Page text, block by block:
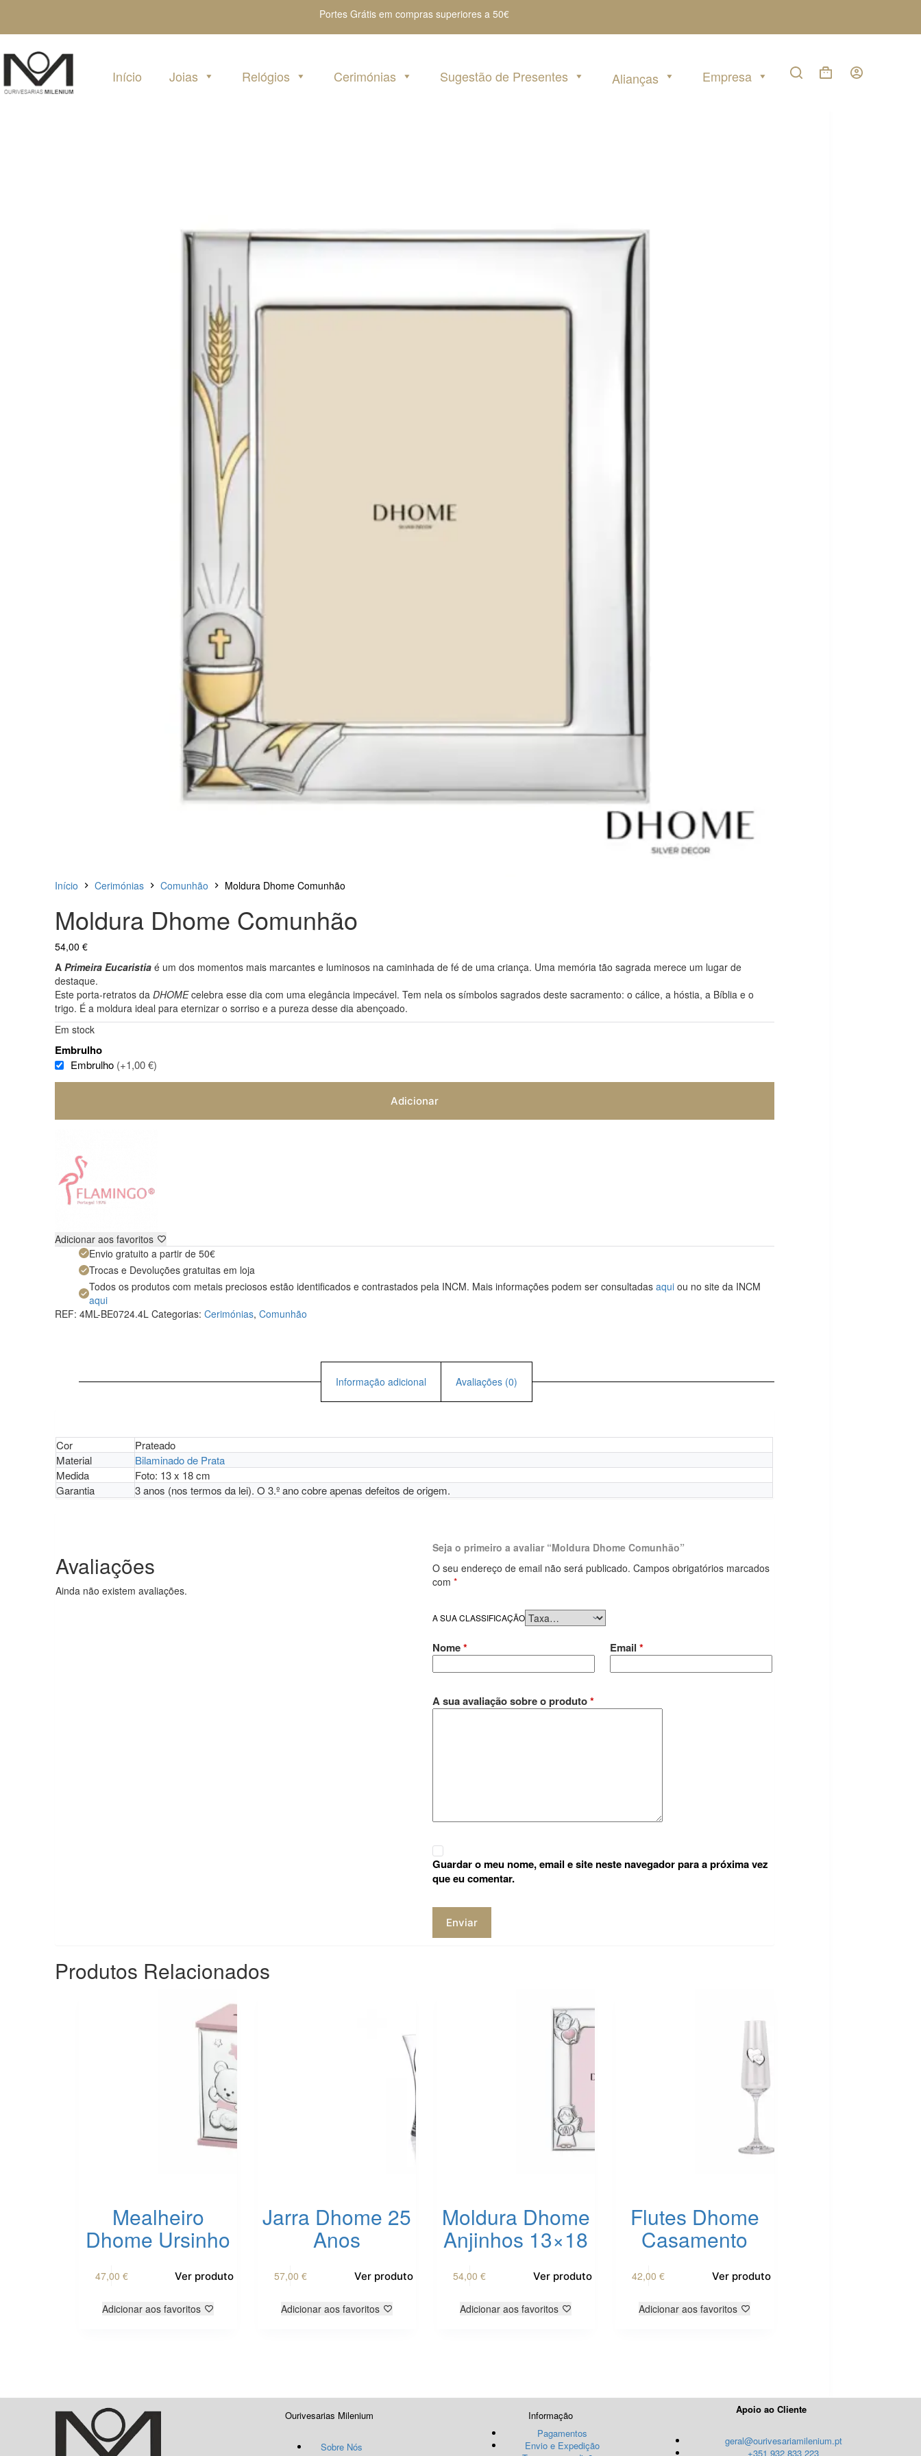
o
Portes Grátis em compras superiores a 50€
Início Joias Relógios Cerimónias Sugestão de Presentes Alianças Empresa
Carrinho
Início Cerimónias Comunhão Moldura Dhome Comunhão
Moldura Dhome Comunhão
54,00 €
A Primeira Eucaristia é um dos momentos mais marcantes e luminosos na caminhada de fé de uma criança. Uma memória tão sagrada merece um lugar de
destaque.
Este porta-retratos da DHOMEcelebra esse dia com uma elegância impecável. Tem nela os símbolos sagrados deste sacramento: o cálice, a hóstia, a Bíblia e o
trigo. É a moldura ideal para eternizar o sorriso e a pureza desse dia abençoado.
Em stock
Embrulho
Embrulho (+1,00 €)
Adicionar
Adicionar aos favoritos
Envio gratuito a partir de 50€
Trocas e Devoluções gratuitas em loja
Todos os produtos com metais preciosos estão identificados e contrastados pela INCM. Mais informações podem ser consultadas aqui ou no site da INCM
aqui
REF: 4ML-BE0724.4L Categorias: Cerimónias, Comunhão
Informação adicional Avaliações (0)
Cor
Prateado
Material
Bilaminado de Prata
Medida
Foto: 13 x 18 cm
Garantia
3 anos (nos termos da lei). O 3.º ano cobre apenas defeitos de origem.
Avaliações
Ainda não existem avaliações.
Seja o primeiro a avaliar “Moldura Dhome Comunhão”
O seu endereço de email não será publicado. Campos obrigatórios marcados
com *
A SUA CLASSIFICAÇÃO
Nome* Email *
A sua avaliação sobre o produto*
Guardar o meu nome, email e site neste navegador para a próxima vez
que eu comentar.
Enviar
Produtos Relacionados
Mealheiro
Dhome Ursinho
47,00 € Ver produto
Adicionar aos favoritos
Jarra Dhome 25
Anos
57,00 € Ver produto
Adicionar aos favoritos
Moldura Dhome
Anjinhos 13×18
54,00€ Ver produto
Adicionar aos favoritos
Flutes Dhome
Casamento
42,00€ Ver produto
Adicionar aos favoritos
Ourivesarias Milenium
Sobre Nós
Informação
Pagamentos
Envio e Expedição
Apoio ao Cliente
geral@ourivesariamilenium.pt
+351 932 833 223